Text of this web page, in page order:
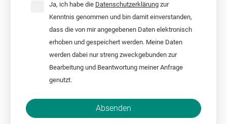
Ja, ich habe die Datenschutzerklärung zur
Kenntnis genommen und bin damit einverstanden,
dass die von mir angegebenen Daten elektronisch
erhoben und gespeichert werden. Meine Daten
werden dabei nur streng zweckgebunden zur
Bearbeitung und Beantwortung meiner Anfrage
genutzt.
Bitte nicht ausfüllen.Absenden